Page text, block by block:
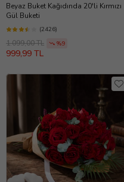
Beyaz Buket Kağıdında 20'li Kırmızı
Gül Buketi
(2426)
1.099,00 TL %9
999,99 TL